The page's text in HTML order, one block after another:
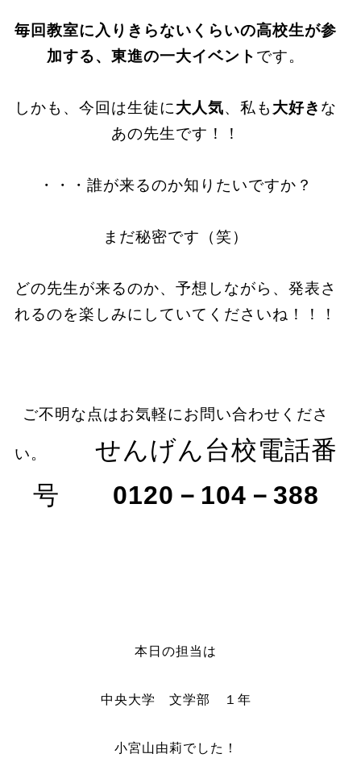
毎回教室に入りきらないくらいの高校生が参
加する、東進の一大イベント です。
しかも、今回は生徒に大人気、私も 大好き な
あの先生です！！
・・・誰が来るのか知りたいですか？
まだ秘密です（笑）
どの先生が来るのか、予想しながら、発表さ
れるのを楽しみにしていてくださいね！！！
ご不明な点はお気軽にお問い合わせくださ
い。 せんげん台校電話番
号
0120－104－388
本日の担当は
中央大学 文学部 １年
小宮山由莉でした！